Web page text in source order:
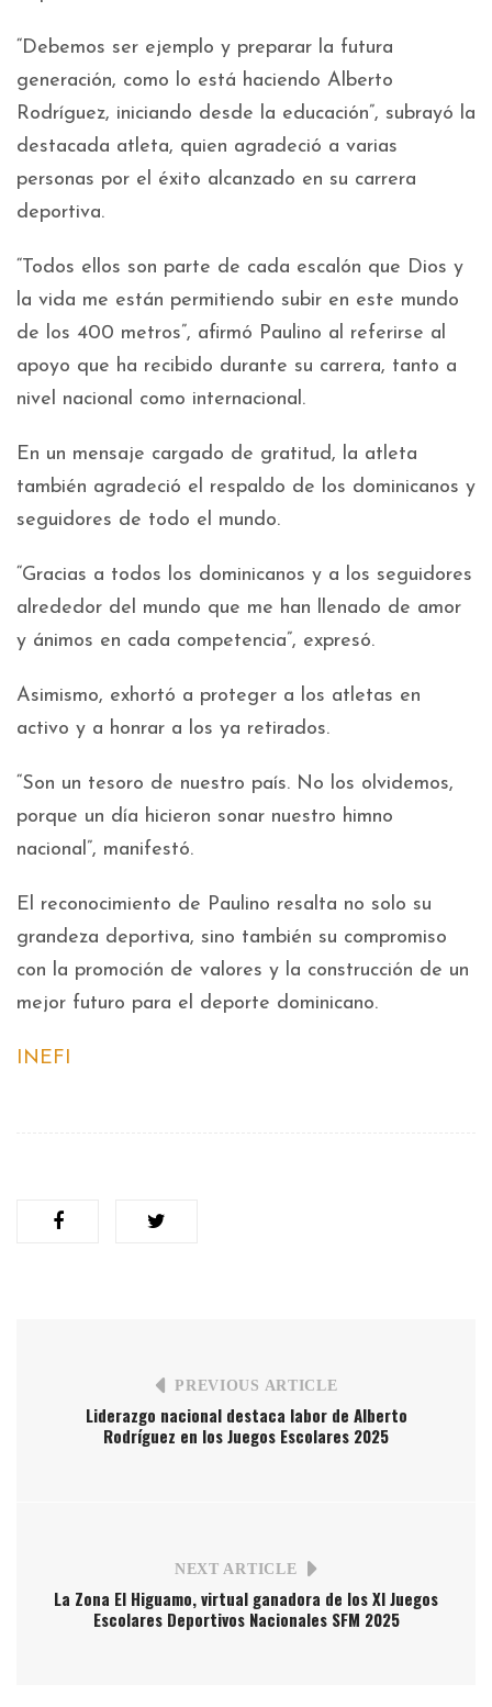
“Debemos ser ejemplo y preparar la futura
generación, como lo está haciendo Alberto
Rodríguez, iniciando desde la educación”, subrayó la
destacada atleta, quien agradeció a varias
personas por el éxito alcanzado en su carrera
deportiva.
“Todos ellos son parte de cada escalón que Dios y
la vida me están permitiendo subir en este mundo
de los 400 metros”, afirmó Paulino al referirse al
apoyo que ha recibido durante su carrera, tanto a
nivel nacional como internacional.
En un mensaje cargado de gratitud, la atleta
también agradeció el respaldo de los dominicanos y
seguidores de todo el mundo.
“Gracias a todos los dominicanos y a los seguidores
alrededor del mundo que me han llenado de amor
y ánimos en cada competencia”, expresó.
Asimismo, exhortó a proteger a los atletas en
activo y a honrar a los ya retirados.
“Son un tesoro de nuestro país. No los olvidemos,
porque un día hicieron sonar nuestro himno
nacional”, manifestó.
El reconocimiento de Paulino resalta no solo su
grandeza deportiva, sino también su compromiso
con la promoción de valores y la construcción de un
mejor futuro para el deporte dominicano.
INEFI
PREVIOUS ARTICLE
Liderazgo nacional destaca labor de Alberto
Rodríguez en los Juegos Escolares 2025
NEXT ARTICLE
La Zona El Higuamo, virtual ganadora de los XI Juegos
Escolares Deportivos Nacionales SFM 2025